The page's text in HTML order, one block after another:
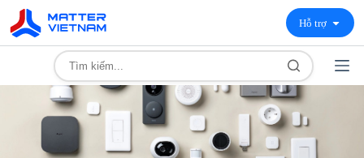
Hỗ trợ